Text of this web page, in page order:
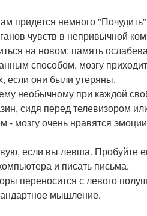
придется немного
чувств в непривычной
на новом: память
способом, мозгу
если они были утеряны.
необычному при каждой
сидя перед телевизором
- мозгу очень нравятся
если вы левша. Пробуйте
и писать письма.
переносится с левого
мышление.